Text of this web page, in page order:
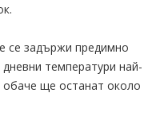
се задържи предимно
температури най-
ще останат около